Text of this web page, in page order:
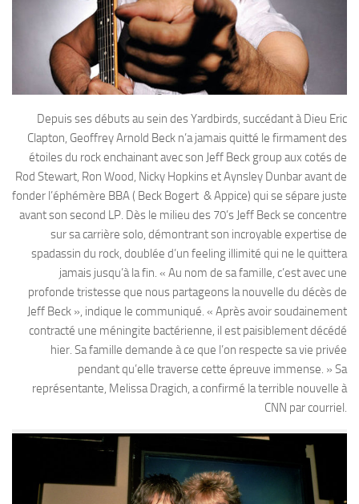
Depuis ses débuts au sein des Yardbirds, succédant à Dieu Eric
Clapton, Geoffrey Arnold Beck n’a jamais quitté le firmament des
étoiles du rock enchainant avec son Jeff Beck group aux cotés de
Rod Stewart, Ron Wood, Nicky Hopkins et Aynsley Dunbar avant de
fonder l’éphémère BBA ( Beck Bogert & Appice) qui se sépare juste
avant son second LP. Dès le milieu des 70’s Jeff Beck se concentre
sur sa carrière solo, démontrant son incroyable expertise de
spadassin du rock, doublée d’un feeling illimité qui ne le quittera
jamais jusqu’à la fin. « Au nom de sa famille, c’est avec une
profonde tristesse que nous partageons la nouvelle du décès de
Jeff Beck », indique le communiqué. « Après avoir soudainement
contracté une méningite bactérienne, il est paisiblement décédé
hier. Sa famille demande à ce que l’on respecte sa vie privée
pendant qu’elle traverse cette épreuve immense. » Sa
représentante, Melissa Dragich, a confirmé la terrible nouvelle à
CNN par courriel.